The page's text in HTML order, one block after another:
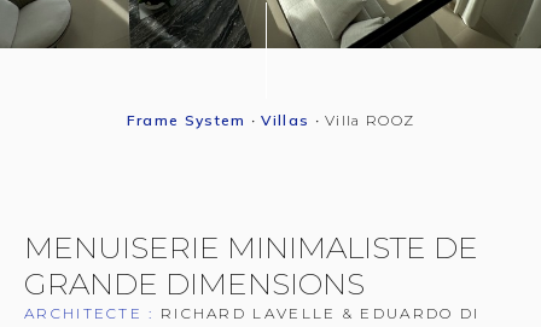
Frame System •Villas •Villa ROOZ
MENUISERIE MINIMALISTE DE
GRANDE DIMENSIONS
ARCHITECTE : RICHARD LAVELLE & EDUARDO DI